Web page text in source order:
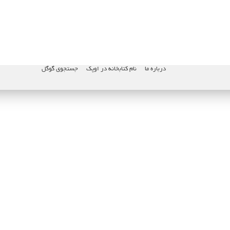
درباره ما نام کتابخانه در اوپک جستجوی گوگل